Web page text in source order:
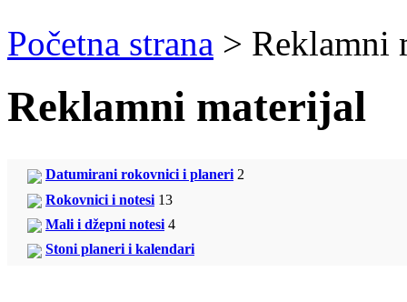
Početna strana > Reklamni
Reklamni materijal
Datumirani rokovnici i planeri 2
Rokovnici i notesi 13
Mali i džepni notesi 4
Stoni planeri i kalendari